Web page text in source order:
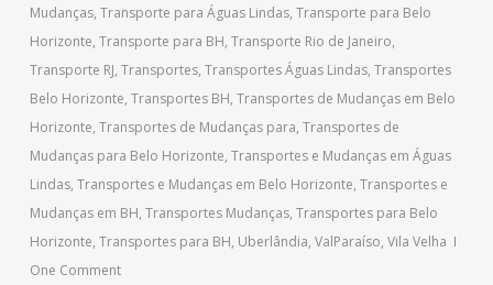
Mudanças, Transporte para Águas Lindas, Transporte para Belo
Horizonte, Transporte para BH, Transporte Rio de Janeiro,
Transporte RJ, Transportes, Transportes Águas Lindas, Transportes
Belo Horizonte, Transportes BH, Transportes de Mudanças em Belo
Horizonte, Transportes de Mudanças para, Transportes de
Mudanças para Belo Horizonte, Transportes e Mudanças em Águas
Lindas, Transportes e Mudanças em Belo Horizonte, Transportes e
Mudanças em BH, Transportes Mudanças, Transportes para Belo
Horizonte, Transportes para BH, Uberlândia, ValParaíso, Vila Velha
One Comment